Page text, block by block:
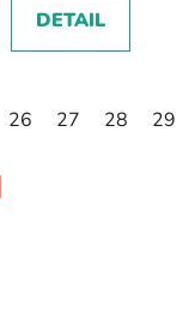
DETAIL
26 27 28 29